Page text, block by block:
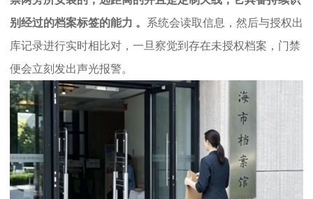
别经过的档案标签的能力 。 系统会读取信息，然后与授权出
库记录进行实时相比对，一旦察觉到存在未授权档案，门禁
便会立刻发出声光报警。